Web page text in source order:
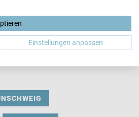
DE
Einstellungen anpassen